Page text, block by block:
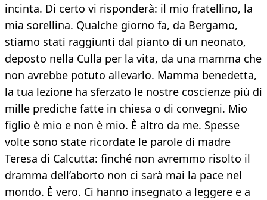
incinta. Di certo vi risponderà: il mio fratellino, la
mia sorellina. Qualche giorno fa, da Bergamo,
stiamo stati raggiunti dal pianto di un neonato,
deposto nella Culla per la vita, da una mamma che
non avrebbe potuto allevarlo. Mamma benedetta,
la tua lezione ha sferzato le nostre coscienze più di
mille prediche fatte in chiesa o di convegni. Mio
figlio è mio e non è mio. È altro da me. Spesse
volte sono state ricordate le parole di madre
Teresa di Calcutta: finché non avremmo risolto il
dramma dell’aborto non ci sarà mai la pace nel
mondo. È vero. Ci hanno insegnato a leggere e a